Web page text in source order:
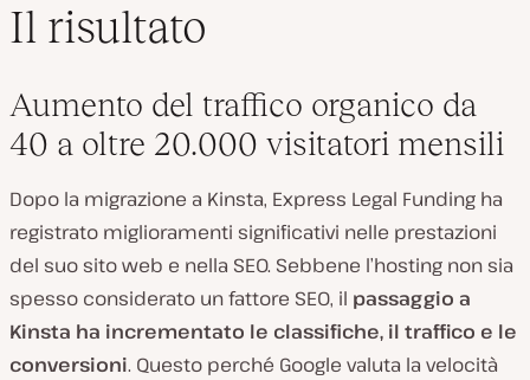
Il risultato
Aumento del traffico organico da
40 a oltre 20.000 visitatori mensili
Dopo la migrazione a Kinsta, Express Legal Funding ha
registrato miglioramenti significativi nelle prestazioni
del suo sito web e nella SEO. Sebbene l’hosting non sia
spesso considerato un fattore SEO, il passaggio a
Kinsta ha incrementato le classifiche, il traffico e le
conversioni. Questo perché Google valuta la velocità